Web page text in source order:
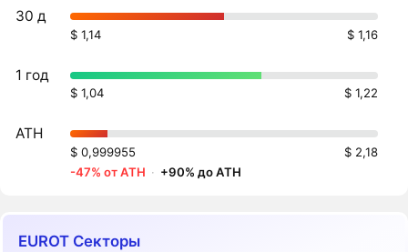
30 д
$ 1,14 $ 1,16
1 год
$ 1,04 $ 1,22
ATH
$ 0,999955
$ 2,18
-47% от ATH · +90% до ATH
EUROT Секторы